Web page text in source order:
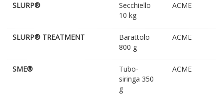
SLURP®
Secchiello
10 kg
ACME
SLURP® TREATMENT
Barattolo
800 g
ACME
SME®
Tubo-
siringa 350
g
ACME